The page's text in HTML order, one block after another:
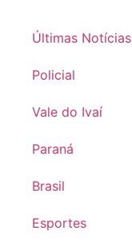
Últimas Notícias
Policial
Vale do Ivaí
Paraná
Brasil
Esportes